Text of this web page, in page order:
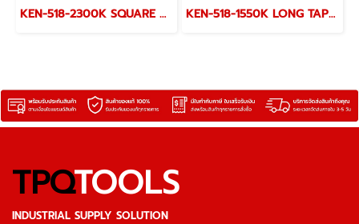
KEN-518-2300K SQUARE HEAD NAIL PUNCHES SET OF 4 KEN-518-1550K LONG TAPER PUNCH SET (4-PCE)
TPQTOOLS
INDUSTRIAL SUPPLY SOLUTION